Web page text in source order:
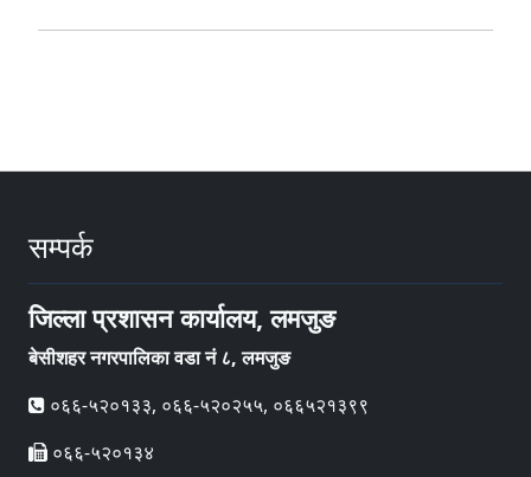
सम्पर्क
जिल्ला प्रशासन कार्यालय, लमजुङ
बेसीशहर नगरपालिका वडा नं ८, लमजुङ
०६६-५२०१३३, ०६६-५२०२५५, ०६६५२१३९९
०६६-५२०१३४